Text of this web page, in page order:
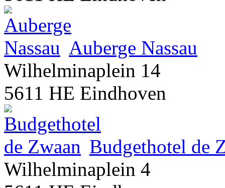
Auberge Nassau
Wilhelminaplein 14
5611 HE Eindhoven
Budgethotel de
Wilhelminaplein 4